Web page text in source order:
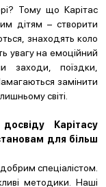
Тому що Карітас
дітям – створити
знаходять коло
увагу на емоційний
заходи, поїздки,
замінити
світі.
Карітасу
для більш
спеціалістом.
методики. Наші